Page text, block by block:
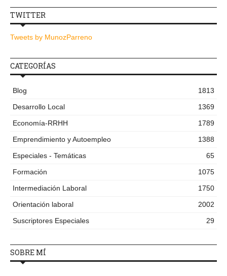
TWITTER
Tweets by MunozParreno
CATEGORÍAS
Blog
1813
Desarrollo Local
1369
Economía-RRHH
1789
Emprendimiento y Autoempleo
1388
Especiales - Temáticas
65
Formación
1075
Intermediación Laboral
1750
Orientación laboral
2002
Suscriptores Especiales
29
SOBRE MÍ